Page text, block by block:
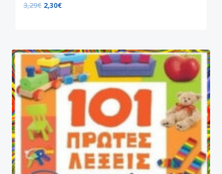
3,29€ 2,30€